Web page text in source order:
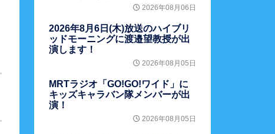
2026年08月06日
2026年8月6日(木)放送のハイブリ
ッドモーニングに渡邉望教授が出
演します！
2026年08月05日
MRTラジオ「GO!GO!ワイド」に
キッズキャラバン隊メンバーが出
演！
2026年08月05日